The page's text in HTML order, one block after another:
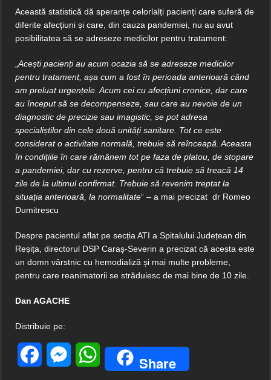
Această statistică dă speranțe celorlalți pacienți care suferă de
diferite afecțiuni și care, din cauza pandemiei, nu au avut
posibilitatea să se adreseze medicilor pentru tratament:
„Acești pacienți au acum ocazia să se adreseze medicilor
pentru tratament, așa cum a fost în perioada anterioară când
am preluat urgențele. Acum cei cu afecțiuni cronice, dar care
au început să se decompenseze, sau care au nevoie de un
diagnostic de precizie sau imagistic, se pot adresa
specialiștilor din cele două unități sanitare. Tot ce este
considerat o activitate normală, trebuie să reînceapă. Aceasta
în condițiile în care rămânem tot pe faza de platou, de stopare
a pandemiei, dar cu rezerve, pentru că trebuie să treacă 14
zile de la ultimul confirmat. Trebuie să revenim treptat la
situația anterioară, la normalitate“ – a mai precizat dr Romeo
Dumitrescu
Despre pacientul aflat pe secția ATI a Spitalului Județean din
Reșița, directorul DSP Caraș-Severin a precizat că acesta este
un domn vârstnic cu hemodializă și mai multe probleme,
pentru care reanimatorii se străduiesc de mai bine de 10 zile.
Dan AGACHE
Distribuie pe:
FacebookMessengerWhatsAppShare